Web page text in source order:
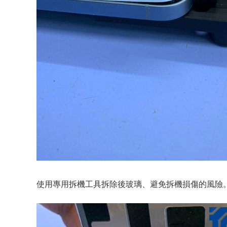
使用專用拆機工具拆除後玻璃、避免拆機損傷的風險